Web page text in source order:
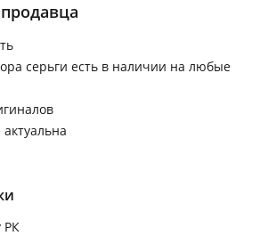
серьги есть в наличии на любые
РК